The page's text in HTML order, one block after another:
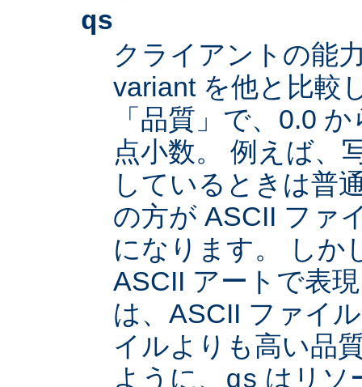
qs
クライアントの能
variant を他と比較
「品質」で、0.0
点小数。 例えば、
しているときは普
の方が ASCII ファ
になります。 しか
ASCII アートで表
は、ASCII ファイ
イルよりも高い品
ように、 qs はリソ